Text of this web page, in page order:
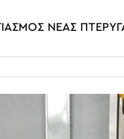
ΝΕΑΣ